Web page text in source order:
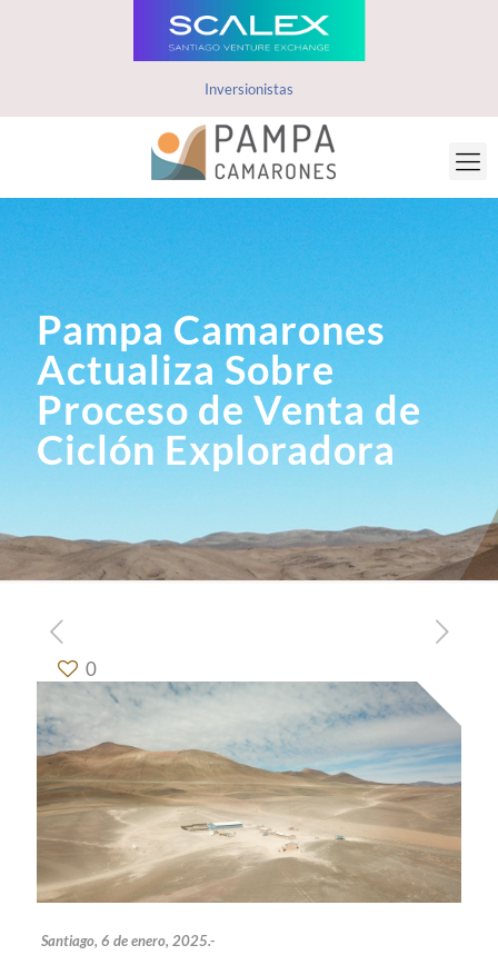
Inversionistas
Pampa Camarones
Actualiza Sobre
Proceso de Venta de
Ciclón Exploradora
0
Santiago, 6 de enero, 2025.-